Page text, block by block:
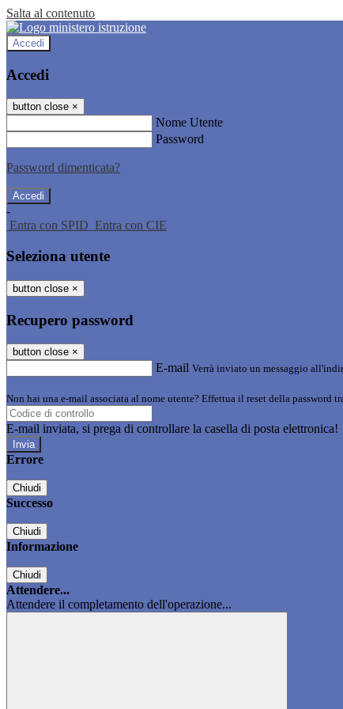
Salta al contenuto
Accedi
Accedi
button close ×
Nome Utente
Password
Password dimenticata?
-
Entra con SPID Entra con CIE
Seleziona utente
button close ×
Recupero password
button close ×
E-mail Verrà inviato un messaggio
Non hai una e-mail associata al nome utente? Effettua il reset della password
E-mail inviata, si prega di controllare la casella di posta elettronica!
Errore
Chiudi
Successo
Chiudi
Informazione
Chiudi
Attendere...
Attendere il completamento dell'operazione...